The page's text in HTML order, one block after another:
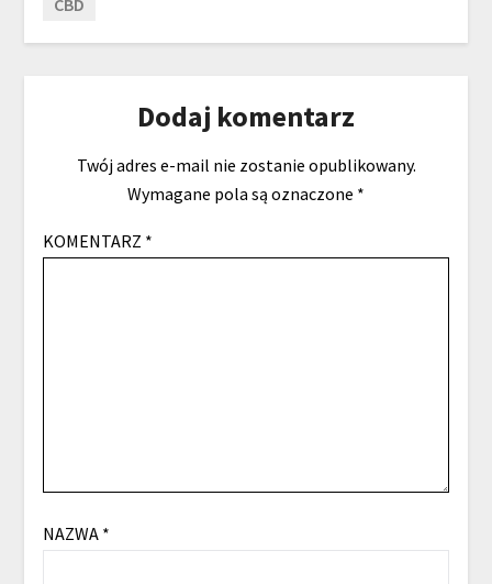
CBD
Dodaj komentarz
Twój adres e-mail nie zostanie opublikowany.
Wymagane pola są oznaczone *
KOMENTARZ *
NAZWA *